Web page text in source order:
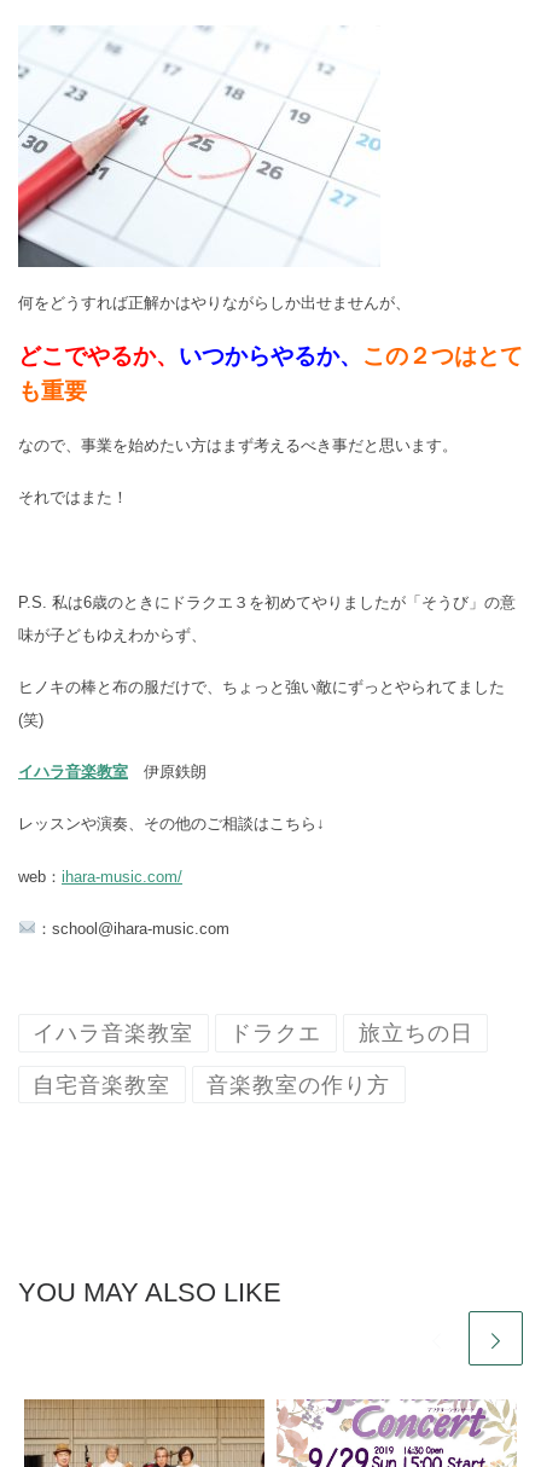
何をどうすれば正解かはやりながらしか出せませんが、
どこでやるか、 いつからやるか、 この２つはとて
も重要
なので、事業を始めたい方はまず考えるべき事だと思います。
それではまた！
P.S. 私は6歳のときにドラクエ３を初めてやりましたが「そうび」の意
味が子どもゆえわからず、
ヒノキの棒と布の服だけで、ちょっと強い敵にずっとやられてました
(笑)
イハラ音楽教室 伊原鉄朗
レッスンや演奏、その他のご相談はこちら↓
web： ihara-music.com/
：school@ihara-music.com
イハラ音楽教室 ドラクエ 旅立ちの日
自宅音楽教室 音楽教室の作り方
YOU MAY ALSO LIKE